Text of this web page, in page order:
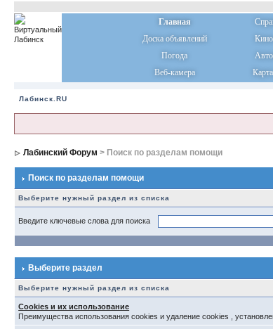
Главная
Доска объявлений
Погода
Веб-камера
Лабинск.RU
Лабинский Форум > Поиск по разделам помощи
Поиск по разделам помощи
Выберите нужный раздел из списка
Введите ключевые слова для поиска
Выберите раздел
Выберите нужный раздел из списка
Cookies и их использование
Преимущества использования cookies и удаление cookies ,